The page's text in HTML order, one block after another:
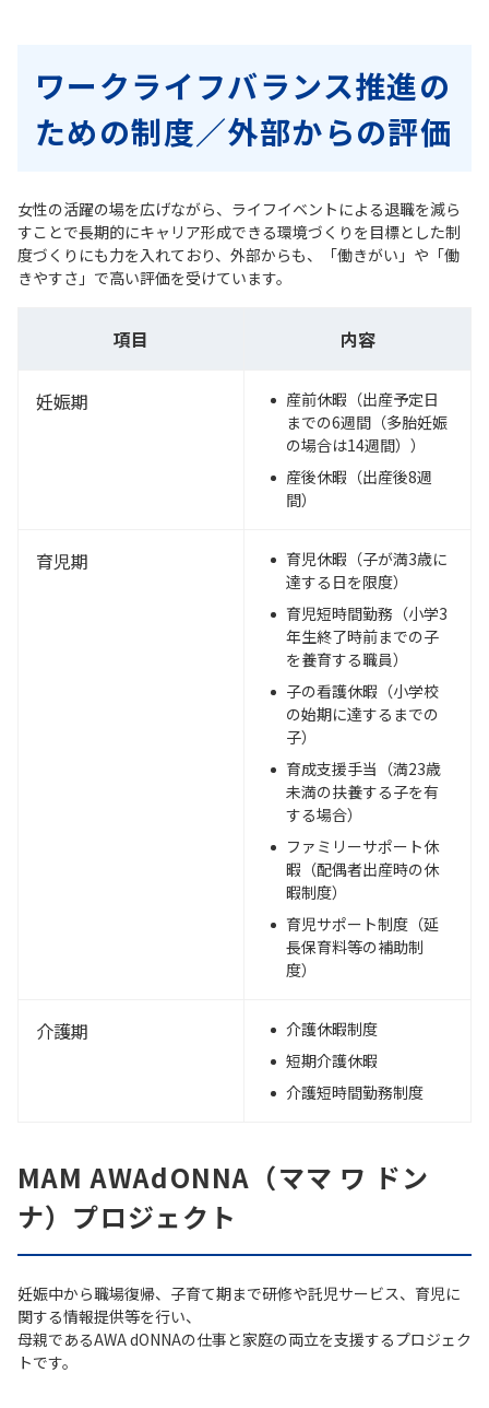
ワークライフバランス推進の
ための制度／外部からの評価
女性の活躍の場を広げながら、ライフイベントによる退職を減ら
すことで長期的にキャリア形成できる環境づくりを目標とした制
度づくりにも力を入れており、外部からも、「働きがい」や「働
きやすさ」で高い評価を受けています。
項目 内容
妊娠期
産前休暇（出産予定日
までの6週間（多胎妊娠
の場合は14週間））
産後休暇（出産後8週
間）
育児期
育児休暇（子が満3歳に
達する日を限度）
育児短時間勤務（小学3
年生終了時前までの子
を養育する職員）
子の看護休暇（小学校
の始期に達するまでの
子）
育成支援手当（満23歳
未満の扶養する子を有
する場合）
ファミリーサポート休
暇（配偶者出産時の休
暇制度）
育児サポート制度（延
長保育料等の補助制
度）
介護期
介護休暇制度
短期介護休暇
介護短時間勤務制度
MAM AWAdONNA（ママ ワ ドン
ナ）プロジェクト
妊娠中から職場復帰、子育て期まで研修や託児サービス、育児に
関する情報提供等を行い、
母親であるAWA dONNAの仕事と家庭の両立を支援するプロジェク
トです。